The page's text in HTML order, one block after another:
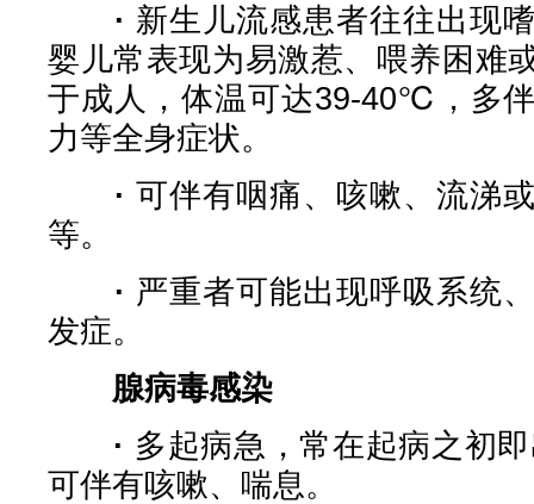
· 新生儿流感患者往往出现
婴儿常表现为易激惹、喂养困难
于成人，体温可达39-40℃，多
力等全身症状。
· 可伴有咽痛、咳嗽、流涕
等。
· 严重者可能出现呼吸系统
发症。
腺病毒感染
· 多起病急，常在起病之初
可伴有咳嗽、喘息。